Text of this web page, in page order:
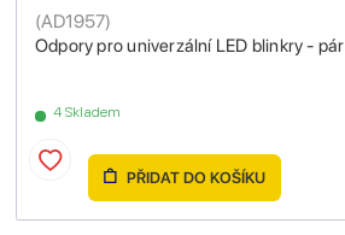
Odpory pro univerzální LED blinkry - pár
(AD1957)
4 Skladem
PŘIDAT DO KOŠÍKU